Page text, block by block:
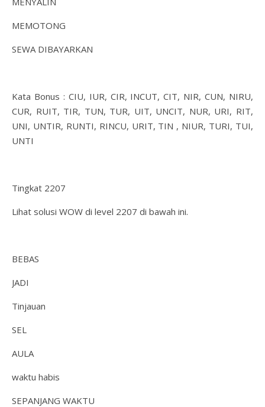
MEMOTONG
SEWA DIBAYARKAN
Kata Bonus : CIU, IUR, CIR, INCUT, CIT, NIR, CUN, NIRU,
CUR, RUIT, TIR, TUN, TUR, UIT, UNCIT, NUR, URI, RIT,
UNI, UNTIR, RUNTI, RINCU, URIT, TIN , NIUR, TURI, TUI,
UNTI
Tingkat 2207
Lihat solusi WOW di level 2207 di bawah ini.
BEBAS
JADI
Tinjauan
SEL
AULA
waktu habis
SEPANJANG WAKTU